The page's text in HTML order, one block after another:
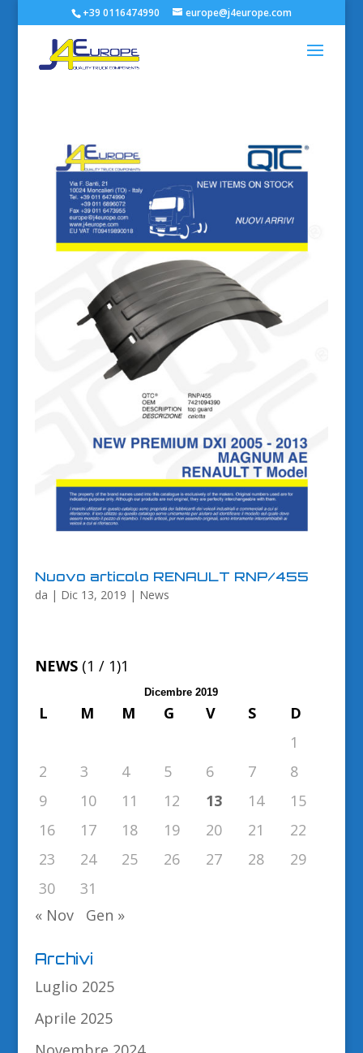
+39 0116474990 europe@j4europe.com
Nuovo articolo RENAULT RNP/455
da | Dic 13, 2019 | News
NEWS(1 / 1)1
Dicembre 2019
L M M G V S
D
1
2
3 4 5 6 7
8
9
10 11 12 13 14
15
16
17 18 19 20 21
22
23
24 25 26 27 28
29
30
31
« Nov
Gen »
Archivi
Luglio 2025
Aprile 2025